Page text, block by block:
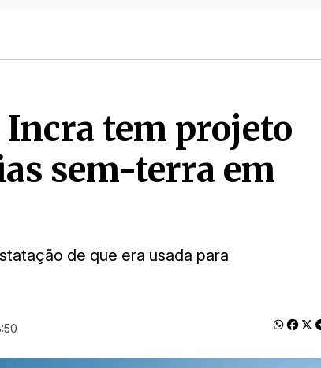
Incra tem projeto
sem-terra em
de que era usada para